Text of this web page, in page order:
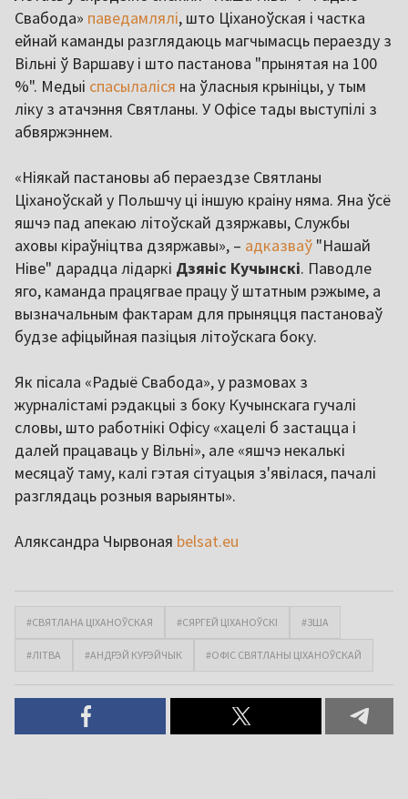
Свабода» паведамлялі, што Ціханоўская і частка
ейнай каманды разглядаюць магчымасць пераезду з
Вільні ў Варшаву і што пастанова "прынятая на 100
%". Медыі спасылаліся на ўласныя крыніцы, у тым
ліку з атачэння Святланы. У Офісе тады выступілі з
абвяржэннем.
«Ніякай пастановы аб пераездзе Святланы
Ціханоўскай у Польшчу ці іншую краіну няма. Яна ўсё
яшчэ пад апекаю літоўскай дзяржавы, Службы
аховы кіраўніцтва дзяржавы», – адказваў "Нашай
Ніве" дарадца лідаркі Дзяніс Кучынскі. Паводле
яго, каманда працягвае працу ў штатным рэжыме, а
вызначальным фактарам для прыняцця пастановаў
будзе афіцыйная пазіцыя літоўскага боку.
Як пісала «Радыё Свабода», у размовах з
журналістамі рэдакцыі з боку Кучынскага гучалі
словы, што работнікі Офісу «хацелі б застацца і
далей працаваць у Вільні», але «яшчэ некалькі
месяцаў таму, калі гэтая сітуацыя з'явілася, пачалі
разглядаць розныя варыянты».
Аляксандра Чырвоная belsat.eu
#СВЯТЛАНА ЦІХАНОЎСКАЯ #СЯРГЕЙ ЦІХАНОЎСКІ #ЗША
#ЛІТВА #АНДРЭЙ КУРЭЙЧЫК #ОФІС СВЯТЛАНЫ ЦІХАНОЎСКАЙ